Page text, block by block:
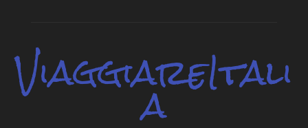
ViaggiareItali
a